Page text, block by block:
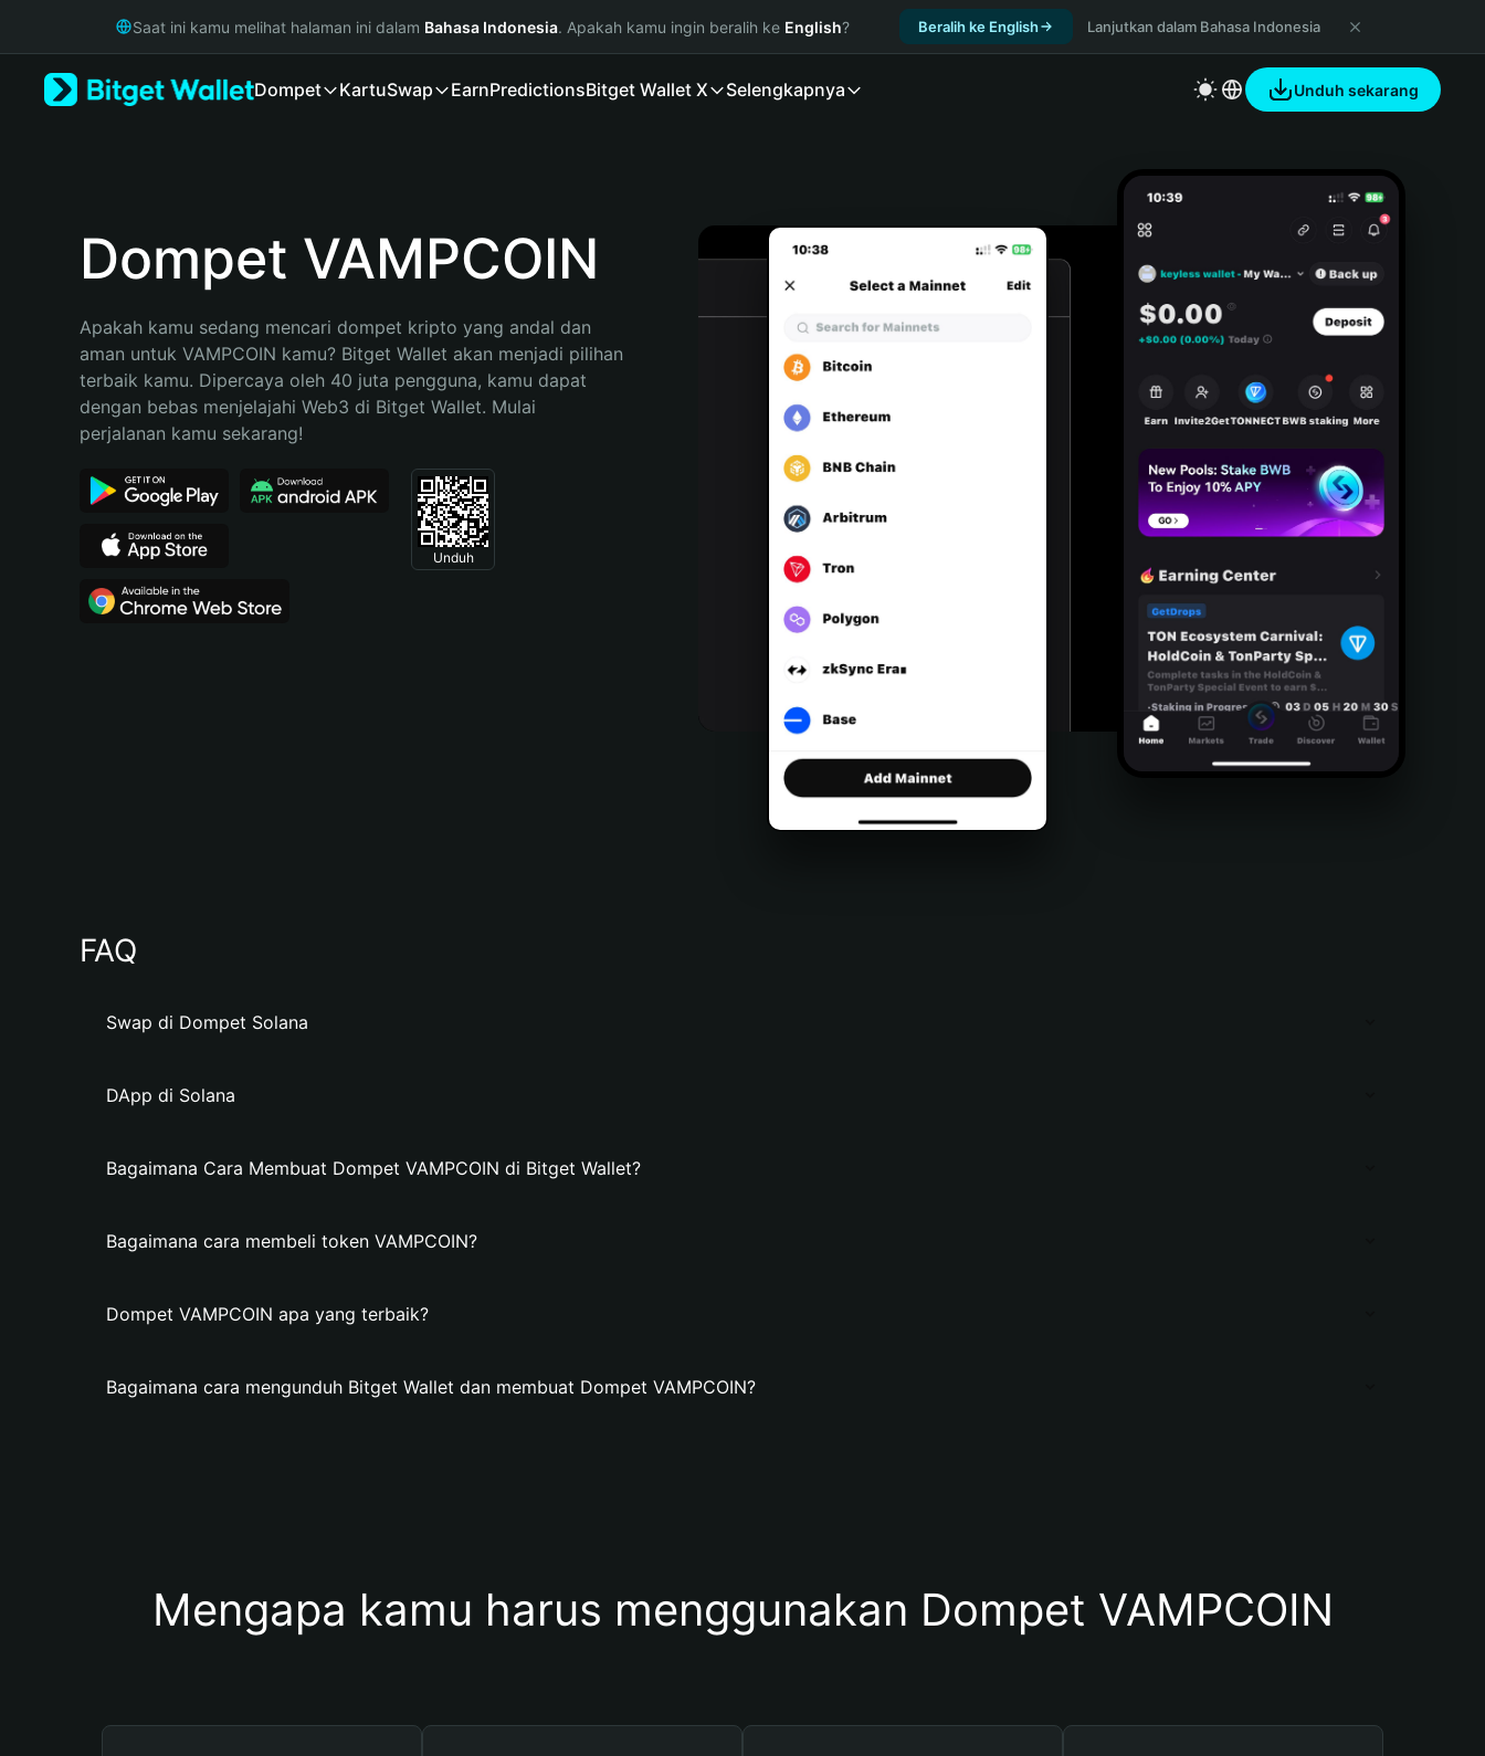
Русский
Bahasa Indonesia
Español (Argentina)
Saat ini kamu melihat halaman ini dalam Bahasa Indonesia. Apakah kamu ingin beralih ke English? Beralih ke English Lanjutkan dalam Bahasa Indonesia
Dompet KartuSwap EarnPredictionsBitget Wallet X Selengkapnya Unduh sekarang
Dompet VAMPCOIN
Apakah kamu sedang mencari dompet kripto yang andal dan
aman untuk VAMPCOIN kamu? Bitget Wallet akan menjadi pilihan
terbaik kamu. Dipercaya oleh 40 juta pengguna, kamu dapat
dengan bebas menjelajahi Web3 di Bitget Wallet. Mulai
perjalanan kamu sekarang!
Unduh
FAQ
Swap di Dompet Solana
DApp di Solana
Bagaimana Cara Membuat Dompet VAMPCOIN di Bitget Wallet?
Bagaimana cara membeli token VAMPCOIN?
Dompet VAMPCOIN apa yang terbaik?
Bagaimana cara mengunduh Bitget Wallet dan membuat Dompet VAMPCOIN?
Mengapa kamu harus menggunakan Dompet VAMPCOIN